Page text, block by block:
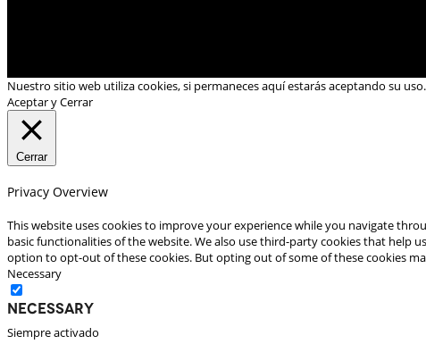
Nuestro sitio web utiliza cookies, si permaneces aquí estarás aceptando su
Aceptar y Cerrar
Cerrar
Privacy Overview
This website uses cookies to improve your experience while you navigate
basic functionalities of the website. We also use third-party cookies that help
option to opt-out of these cookies. But opting out of some of these cookies
Necessary
Necessary
Siempre activado